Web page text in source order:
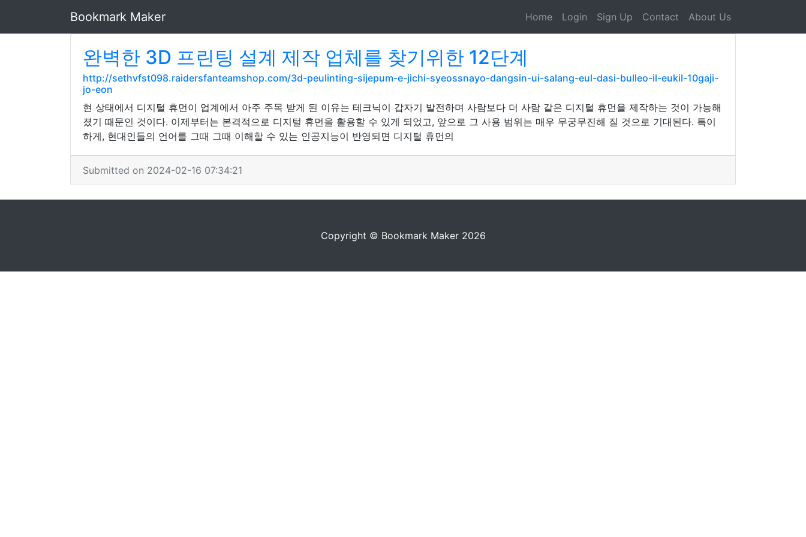
Bookmark Maker Home Login Sign Up Contact About Us
완벽한 3D 프린팅 설계 제작 업체를 찾기위한 12단계
http://sethvfst098.raidersfanteamshop.com/3d-peulinting-sijepum-e-jichi-syeossnayo-dangsin-ui-salang-eul-dasi-bulleo-il-eukil-10gaji-
jo-eon
현 상태에서 디지털 휴먼이 업계에서 아주 주목 받게 된 이유는 테크닉이 갑자기 발전하며 사람보다 더 사람 같은 디지털 휴먼을 제작하는 것이 가능해
졌기 때문인 것이다. 이제부터는 본격적으로 디지털 휴먼을 활용할 수 있게 되었고, 앞으로 그 사용 범위는 매우 무궁무진해 질 것으로 기대된다. 특이
하게, 현대인들의 언어를 그때 그때 이해할 수 있는 인공지능이 반영되면 디지털 휴먼의
Submitted on 2024-02-16 07:34:21
Copyright © Bookmark Maker 2026